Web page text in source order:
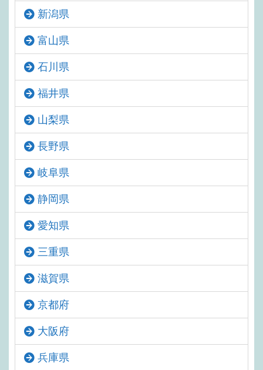
新潟県
富山県
石川県
福井県
山梨県
長野県
岐阜県
静岡県
愛知県
三重県
滋賀県
京都府
大阪府
兵庫県